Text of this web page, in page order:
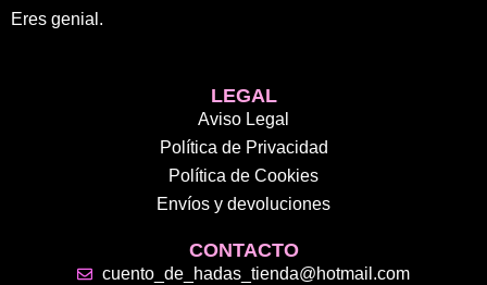
Eres genial.
LEGAL
Aviso Legal
Política de Privacidad
Política de Cookies
Envíos y devoluciones
CONTACTO
cuento_de_hadas_tienda@hotmail.com